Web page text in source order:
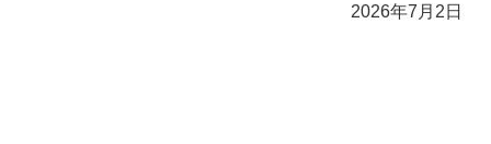
2026年7月2日